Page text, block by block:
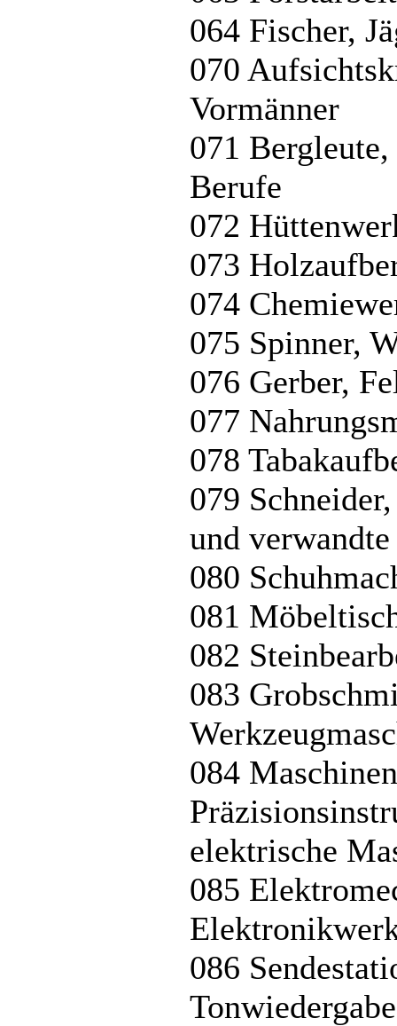
064 Fischer,
070
Vormänner
071
Berufe
072
073
074
075 Spinner,
076 Gerber,
077
078
079
und
080
081
082
083
084
elektrische
085
086